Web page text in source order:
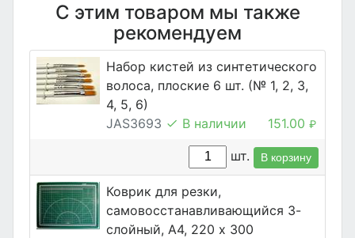
С этим товаром мы также
рекомендуем
Набор кистей из синтетического
волоса, плоские 6 шт. (№ 1, 2, 3,
4, 5, 6)
JAS3693
В наличии 151.00 ₽
шт. В корзину
Коврик для резки,
самовосстанавливающийся 3-
слойный, А4, 220 х 300